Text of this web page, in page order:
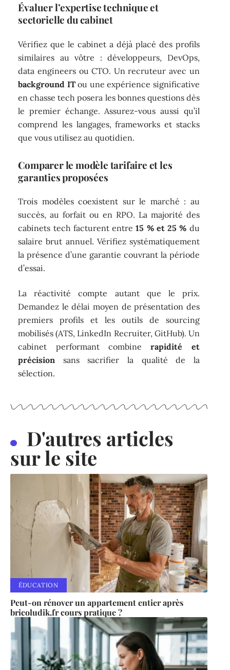
Évaluer l’expertise technique et
sectorielle du cabinet
Vérifiez que le cabinet a déjà placé des profils
similaires au vôtre : développeurs, DevOps,
data engineers ou CTO. Un recruteur avec un
background ITou une expérience significative
en chasse tech posera les bonnes questions dès
le premier échange. Assurez-vous aussi qu’il
comprend les langages, frameworks et stacks
que vous utilisez au quotidien.
Comparer le modèle tarifaire et les
garanties proposées
Trois modèles coexistent sur le marché : au
succès, au forfait ou en RPO. La majorité des
cabinets tech facturent entre15 % et 25 % du
salaire brut annuel. Vérifiez systématiquement
la présence d’une garantie couvrant la période
d’essai.
La réactivité compte autant que le prix.
Demandez le délai moyen de présentation des
premiers profils et les outils de sourcing
mobilisés (ATS, LinkedIn Recruiter, GitHub). Un
cabinet performant combinerapidité et
précision sans sacrifier la qualité de la
sélection.
D'autres articles
sur le site
ÉDUCATION
Peut-on rénover un appartement entier après
bricoludik.fr cours pratique ?